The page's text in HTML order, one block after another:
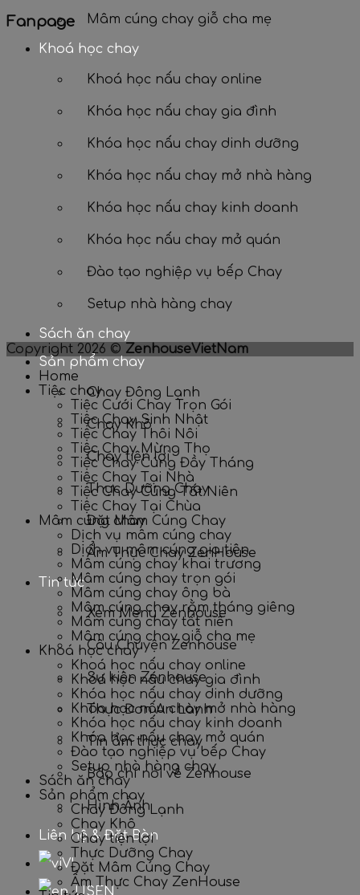
Mâm cúng chay giỗ cha mẹ
Khoá học chay
Khoá học nấu chay online
Khóa học nấu chay gia đình
Khóa học nấu chay dinh dưỡng
Khóa học nấu chay mở nhà hàng
Khóa học nấu chay kinh doanh
Khóa học nấu chay mở quán
Đào tạo nghiệp vụ bếp Chay
Setup nhà hàng chay
Sách ăn chay
Sản phẩm chay
Chay Đông Lạnh
Chay Khô
Chay tiện lợi
Thực Dưỡng Chay
Đặt Mâm Cúng Chay
Ẩm Thực Chay ZenHouse
Tin tức
Xem Menu Zenhouse
Câu Chuyện Zenhouse
Sự kiện Zenhouse
Thực Đơn An Lành
Tin ẩm thực chay
Báo chí nói về Zenhouse
Hình Ảnh
Liên hệ & Đặt Bàn
VI
EN
Fanpage
Copyright 2026 © ZenhouseVietNam
Home
Tiệc chay
Tiệc Cưới Chay Trọn Gói
Tiệc Chay Sinh Nhật
Tiệc Chay Thôi Nôi
Tiệc Chay Mừng Thọ
Tiệc Chay Cúng Đầy Tháng
Tiệc Chay Tại Nhà
Tiệc Chay Cúng Tất Niên
Tiệc Chay Tại Chùa
Mâm cúng chay
Dịch vụ mâm cúng chay
Dịch vụ mâm cúng gia tiên
Mâm cúng chay khai trương
Mâm cúng chay trọn gói
Mâm cúng chay ông bà
Mâm cúng chay rằm tháng giêng
Mâm cúng chay tất niên
Mâm cúng chay giỗ cha mẹ
Khoá học chay
Khoá học nấu chay online
Khóa học nấu chay gia đình
Khóa học nấu chay dinh dưỡng
Khóa học nấu chay mở nhà hàng
Khóa học nấu chay kinh doanh
Khóa học nấu chay mở quán
Đào tạo nghiệp vụ bếp Chay
Setup nhà hàng chay
Sách ăn chay
Sản phẩm chay
Chay Đông Lạnh
Chay Khô
Chay tiện lợi
Thực Dưỡng Chay
Đặt Mâm Cúng Chay
Ẩm Thực Chay ZenHouse